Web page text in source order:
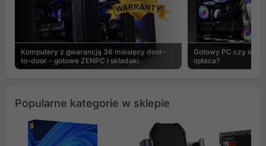
Komputery z gwarancją 36 miesięcy door-
to-door - gotowe ZENPC i składaki
Gotowy PC czy
opłaca?
Popularne kategorie w sklepie